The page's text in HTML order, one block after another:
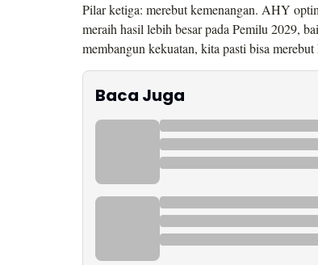
Pilar ketiga: merebut kemenangan. AHY
meraih hasil lebih besar pada Pemilu 2029,
membangun kekuatan, kita pasti bisa
Baca Juga